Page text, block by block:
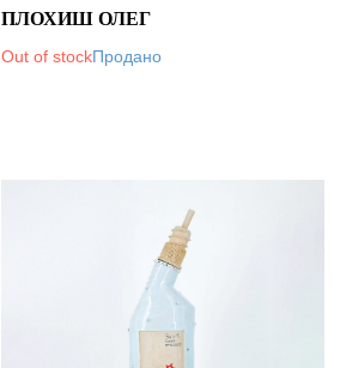
ПЛОХИШ ОЛЕГ
Out of stock